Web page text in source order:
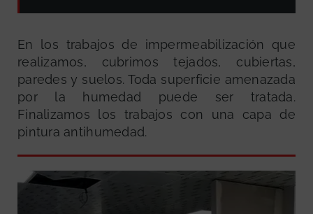
En los trabajos de impermeabilización que
realizamos, cubrimos tejados, cubiertas,
paredes y suelos. Toda superficie amenazada
por la humedad puede ser tratada.
Finalizamos los trabajos con una capa de
pintura antihumedad.